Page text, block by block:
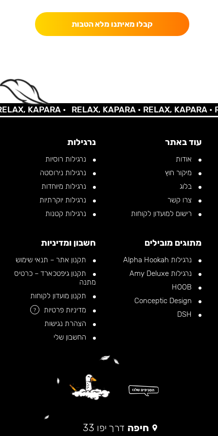
קבלו מאיתנו מלא הטבות
KAPARA • RELAX, KAPARA •RELAX, KAPARA •
עוד באתר
אודות
מיקור חוץ
בלוג
צרו קשר
רישום למועדון לקוחות
נרגילות
נרגילות רוסיות
נרגילות נירוסטה
נרגילות מיוחדות
נרגילות יוקרתיות
נרגילות קטנות
מתוגים מובילים
נרגילות Alpha Hookah
נרגילות Amy Deluxe
חשבון ומדיניות
תקנון אתר – תנאי שימוש
תקנון גיפטכארד – כרטיס
מתנה
תקנון מועדון לקוחות
מדיניות פרטיות
?
הצהרת נגישות
החשבון שלי
חיפה דרך יפו 33